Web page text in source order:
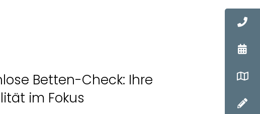
Betten-Check: Ihre
im Fokus